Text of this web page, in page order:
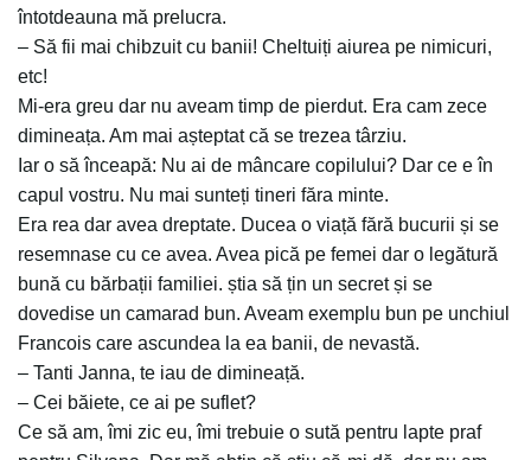
întotdeauna mă prelucra.
– Să fii mai chibzuit cu banii! Cheltuiți aiurea pe nimicuri,
etc!
Mi-era greu dar nu aveam timp de pierdut. Era cam zece
dimineața. Am mai așteptat că se trezea târziu.
Iar o să înceapă: Nu ai de mâncare copilului? Dar ce e în
capul vostru. Nu mai sunteți tineri făra minte.
Era rea dar avea dreptate. Ducea o viață fără bucurii și se
resemnase cu ce avea. Avea pică pe femei dar o legătură
bună cu bărbații familiei. știa să țin un secret și se
dovedise un camarad bun. Aveam exemplu bun pe unchiul
Francois care ascundea la ea banii, de nevastă.
– Tanti Janna, te iau de dimineață.
– Cei băiete, ce ai pe suflet?
Ce să am, îmi zic eu, îmi trebuie o sută pentru lapte praf